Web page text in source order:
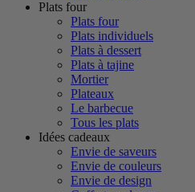
Plats four
Plats four
Plats individuels
Plats à dessert
Plats à tajine
Mortier
Plateaux
Le barbecue
Tous les plats
Idées cadeaux
Envie de saveurs
Envie de couleurs
Envie de design